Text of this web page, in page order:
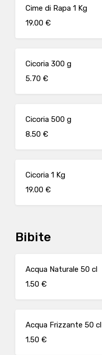
Cime di Rapa 1 Kg
19.00 €
Cicoria 300 g
5.70 €
Cicoria 500 g
8.50 €
Cicoria 1 Kg
19.00 €
Bibite
Acqua Naturale 50 cl
1.50 €
Acqua Frizzante 50 cl
1.50 €